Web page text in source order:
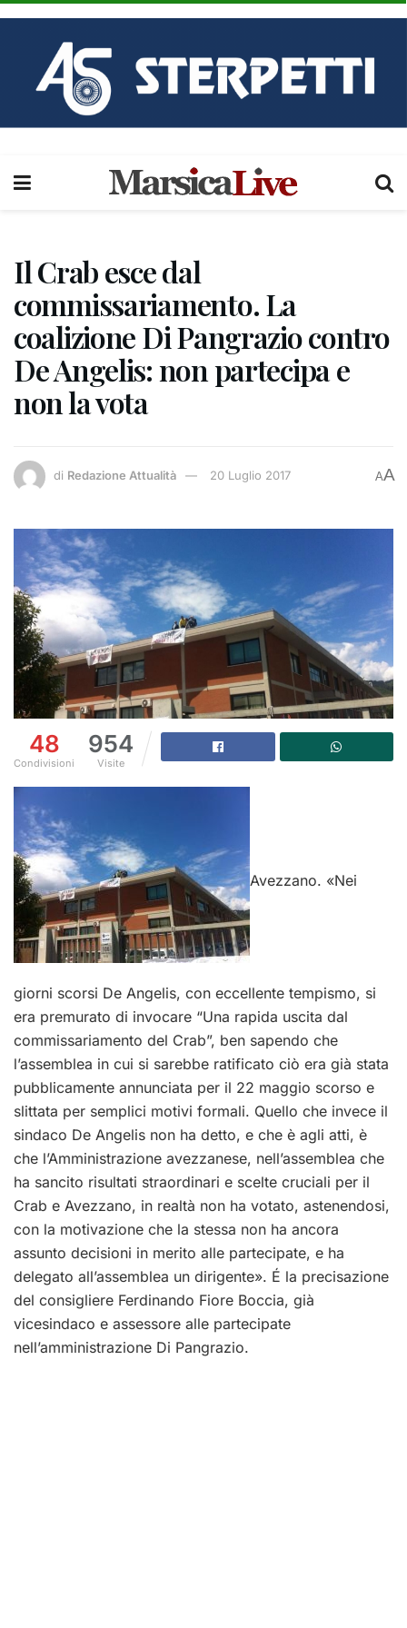
Il Crab esce dal
commissariamento. La
coalizione Di Pangrazio contro
De Angelis: non partecipa e
non la vota
di Redazione Attualità 20 Luglio 2017 AA
48
Condivisioni
954
Visite
Avezzano. «Nei
giorni scorsi De Angelis, con eccellente tempismo, si
era premurato di invocare “Una rapida uscita dal
commissariamento del Crab”, ben sapendo che
l’assemblea in cui si sarebbe ratificato ciò era già stata
pubblicamente annunciata per il 22 maggio scorso e
slittata per semplici motivi formali. Quello che invece il
sindaco De Angelis non ha detto, e che è agli atti, è
che l’Amministrazione avezzanese, nell’assemblea che
ha sancito risultati straordinari e scelte cruciali per il
Crab e Avezzano, in realtà non ha votato, astenendosi,
con la motivazione che la stessa non ha ancora
assunto decisioni in merito alle partecipate, e ha
delegato all’assemblea un dirigente». É la precisazione
del consigliere Ferdinando Fiore Boccia, già
vicesindaco e assessore alle partecipate
nell’amministrazione Di Pangrazio.